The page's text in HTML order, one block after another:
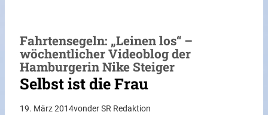
Fahrtensegeln: „Leinen los“ –
wöchentlicher Videoblog der
Hamburgerin Nike Steiger
Selbst ist die Frau
19. März 2014vonder SR Redaktion